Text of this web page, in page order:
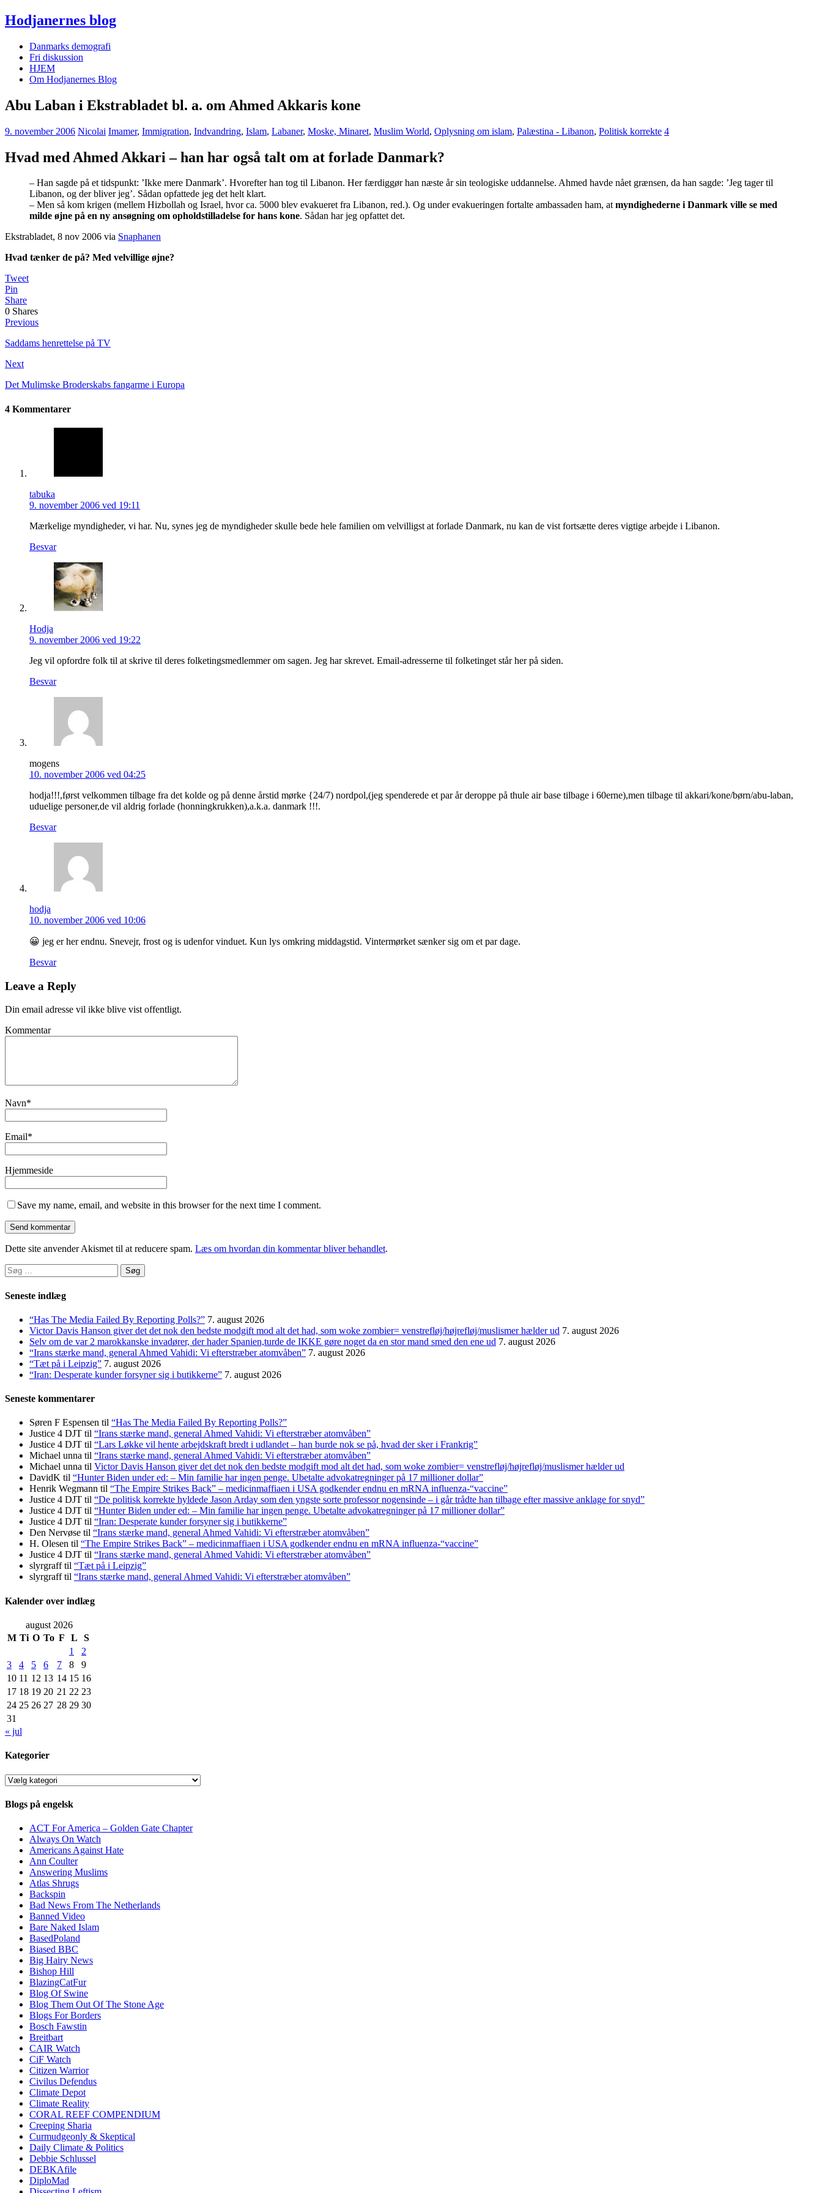
Hodjanernes blog
Danmarks demografi
Fri diskussion
HJEM
Om Hodjanernes Blog
Abu Laban i Ekstrabladet bl. a. om Ahmed Akkaris kone
9. november 2006 Nicolai Imamer, Immigration, Indvandring, Islam, Labaner, Moske, Minaret, Muslim World, Oplysning om islam, Palæstina - Libanon, Politisk korrekte 4
Hvad med Ahmed Akkari – han har også talt om at forlade Danmark?
– Han sagde på et tidspunkt: ’Ikke mere Danmark’. Hvorefter han tog til Libanon. Her færdiggør han næste år sin teologiske uddannelse. Ahmed havde nået grænsen, da han sagde: ’Jeg tager til
Libanon, og der bliver jeg’. Sådan opfattede jeg det helt klart.
– Men så kom krigen (mellem Hizbollah og Israel, hvor ca. 5000 blev evakueret fra Libanon, red.). Og under evakueringen fortalte ambassaden ham, atmyndighederne i Danmark ville se med
milde øjne på en ny ansøgning om opholdstilladelse for hans kone. Sådan har jeg opfattet det.
Ekstrabladet, 8 nov 2006 via Snaphanen
Hvad tænker de på? Med velvillige øjne?
Tweet
Pin
Share
0 Shares
Previous
Saddams henrettelse på TV
Next
Det Mulimske Broderskabs fangarme i Europa
4 Kommentarer
tabuka
9. november 2006 ved 19:11
Mærkelige myndigheder, vi har. Nu, synes jeg de myndigheder skulle bede hele familien om velvilligst at forlade Danmark, nu kan de vist fortsætte deres vigtige arbejde i Libanon.
Besvar
Hodja
9. november 2006 ved 19:22
Jeg vil opfordre folk til at skrive til deres folketingsmedlemmer om sagen. Jeg har skrevet. Email-adresserne til folketinget står her på siden.
Besvar
mogens
10. november 2006 ved 04:25
hodja!!!,først velkommen tilbage fra det kolde og på denne årstid mørke {24/7) nordpol,(jeg spenderede et par år deroppe på thule air base tilbage i 60erne),men tilbage til akkari/kone/børn/abu-laban,
uduelige personer,de vil aldrig forlade (honningkrukken),a.k.a. danmark !!!.
Besvar
hodja
10. november 2006 ved 10:06
😀 jeg er her endnu. Snevejr, frost og is udenfor vinduet. Kun lys omkring middagstid. Vintermørket sænker sig om et par dage.
Besvar
Leave a Reply
Din email adresse vil ikke blive vist offentligt.
Kommentar
Navn*
Email*
Hjemmeside
Save my name, email, and website in this browser for the next time I comment.
Dette site anvender Akismet til at reducere spam. Læs om hvordan din kommentar bliver behandlet.
Søg
efter:
Seneste indlæg
“Has The Media Failed By Reporting Polls?” 7. august 2026
Victor Davis Hanson giver det det nok den bedste modgift mod alt det had, som woke zombier= venstrefløj/højrefløj/muslismer hælder ud 7. august 2026
Selv om de var 2 marokkanske invadører, der hader Spanien,turde de IKKE gøre noget da en stor mand smed den ene ud 7. august 2026
“Irans stærke mand, general Ahmed Vahidi: Vi efterstræber atomvåben” 7. august 2026
“Tæt på i Leipzig” 7. august 2026
“Iran: Desperate kunder forsyner sig i butikkerne” 7. august 2026
Seneste kommentarer
Søren F Espensen til “Has The Media Failed By Reporting Polls?”
Justice 4 DJT til “Irans stærke mand, general Ahmed Vahidi: Vi efterstræber atomvåben”
Justice 4 DJT til “Lars Løkke vil hente arbejdskraft bredt i udlandet – han burde nok se på, hvad der sker i Frankrig”
Michael unna til “Irans stærke mand, general Ahmed Vahidi: Vi efterstræber atomvåben”
Michael unna til Victor Davis Hanson giver det det nok den bedste modgift mod alt det had, som woke zombier= venstrefløj/højrefløj/muslismer hælder ud
DavidK til “Hunter Biden under ed: – Min familie har ingen penge. Ubetalte advokat­regninger på 17 millioner dollar”
Henrik Wegmann til “The Empire Strikes Back” – medicinmaffiaen i USA godkender endnu en mRNA influenza-“vaccine”
Justice 4 DJT til “De politisk korrekte hyldede Jason Arday som den yngste sorte professor nogensinde – i går trådte han tilbage efter massive anklage for snyd”
Justice 4 DJT til “Hunter Biden under ed: – Min familie har ingen penge. Ubetalte advokat­regninger på 17 millioner dollar”
Justice 4 DJT til “Iran: Desperate kunder forsyner sig i butikkerne”
Den Nervøse til “Irans stærke mand, general Ahmed Vahidi: Vi efterstræber atomvåben”
H. Olesen til “The Empire Strikes Back” – medicinmaffiaen i USA godkender endnu en mRNA influenza-“vaccine”
Justice 4 DJT til “Irans stærke mand, general Ahmed Vahidi: Vi efterstræber atomvåben”
slyrgrafftil “Tæt på i Leipzig”
slyrgrafftil “Irans stærke mand, general Ahmed Vahidi: Vi efterstræber atomvåben”
Kalender over indlæg
august 2026
M Ti O To F L
S
1
2
3
4 5 6 7 8
9
10 11 12 13 14 15 16
17 18 19 20 21 22 23
24 25 26 27 28 29 30
31
« jul
Kategorier
Kategorier
Blogs på engelsk
ACT For America – Golden Gate Chapter
Always On Watch
Americans Against Hate
Ann Coulter
Answering Muslims
Atlas Shrugs
Backspin
Bad News From The Netherlands
Banned Video
Bare Naked Islam
BasedPoland
Biased BBC
Big Hairy News
Bishop Hill
BlazingCatFur
Blog Of Swine
Blog Them Out Of The Stone Age
Blogs For Borders
Bosch Fawstin
Breitbart
CAIR Watch
CiF Watch
Citizen Warrior
Civilus Defendus
Climate Depot
Climate Reality
CORAL REEF COMPENDIUM
Creeping Sharia
Curmudgeonly & Skeptical
Daily Climate & Politics
Debbie Schlussel
DEBKAfile
DiploMad